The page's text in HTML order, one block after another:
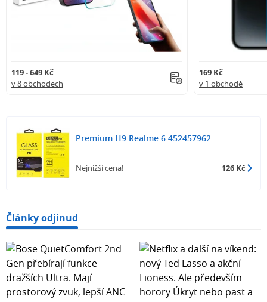
119 - 649 Kč
v 8 obchodech
169 Kč
v 1 obchodě
Premium H9 Realme 6 452457962
Nejnižší cena! 126 Kč
Články odjinud